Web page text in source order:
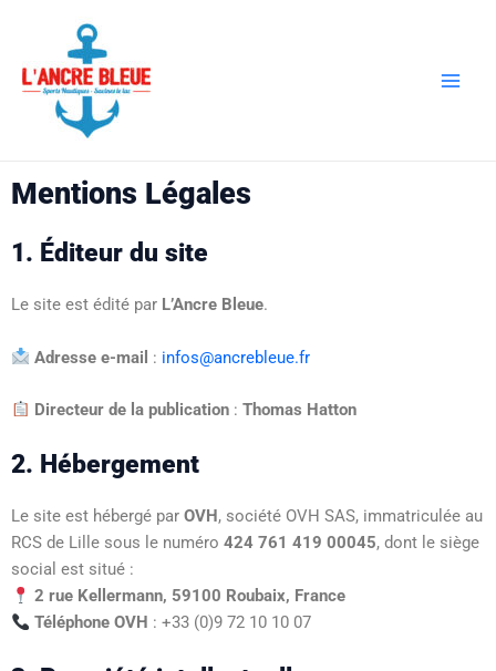
contenu
Mentions Légales
1. Éditeur du site
Le site est édité par L’Ancre Bleue.
Adresse e-mail : infos@ancrebleue.fr
Directeur de la publication: Thomas Hatton
2. Hébergement
Le site est hébergé par OVH, société OVH SAS, immatriculée au
RCS de Lille sous le numéro 424 761 419 00045, dont le siège
social est situé :
2 rue Kellermann, 59100 Roubaix, France
Téléphone OVH : +33 (0)9 72 10 10 07